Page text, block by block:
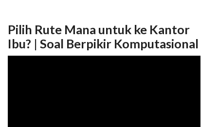
Pilih Rute Mana untuk ke Kantor
Ibu? | Soal Berpikir Komputasional